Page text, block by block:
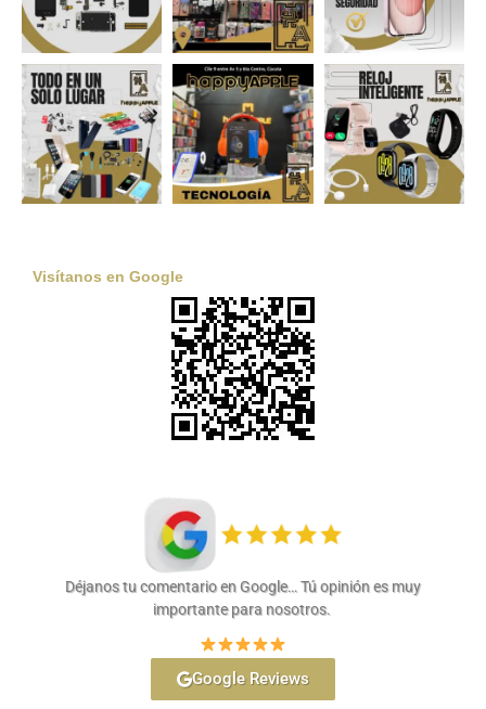
Visítanos en Google
Déjanos tu comentario en Google… Tú opinión es muy
importante para nosotros.
Google Reviews